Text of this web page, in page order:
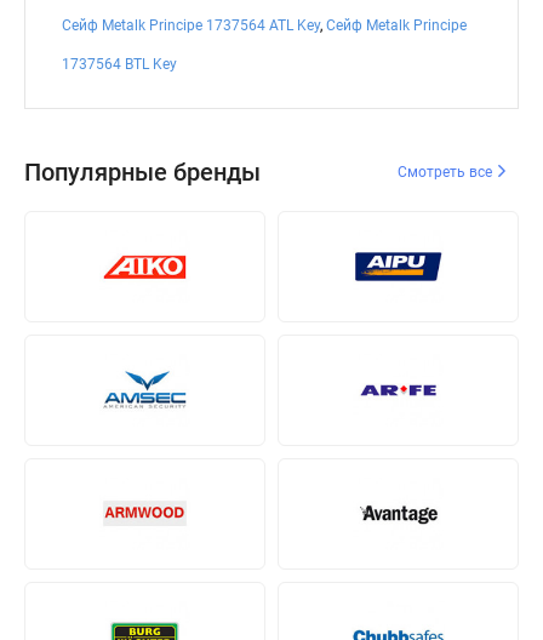
Сейф Metalk Principe 1737564 ATL Key, Сейф Metalk Principe
1737564 BTL Key
Популярные бренды Смотреть все